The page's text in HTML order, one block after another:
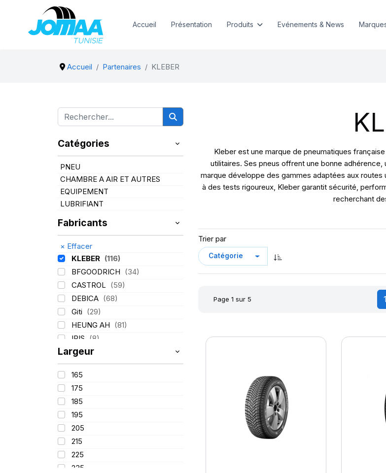
Accueil Présentation Produits Evénements & News
Accueil Partenaires KLEBER
Catégories
PNEU
CHAMBRE A AIR ET AUTRES
EQUIPEMENT
LUBRIFIANT
Fabricants
× Effacer
KLEBER (116)
BFGOODRICH (34)
CASTROL (59)
DEBICA (68)
Giti (29)
HEUNG AH (81)
IRIS (8)
ITALMATIC
LASSA (174)
LING LONG
MICHELIN
MITAS
Mondolfo ferro
PIRELLI
PROMETEON
SCHRADER
Largeur
165
175
185
195
205
215
225
235
Kleber est une marque de pneumatiques
utilitaires. Ses pneus offrent une bonne
marque développe des gammes adaptées aux
à des tests rigoureux, Kleber garantit sécurité,
recherchant
Trier par
Page 1 sur 5 1